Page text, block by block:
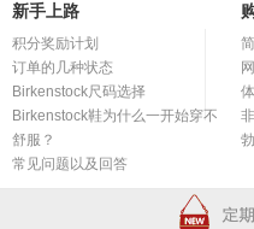
新手上路
积分奖励计划
订单的几种状态
Birkenstock尺码选择
Birkenstock鞋为什么一开始穿不
舒服？
常见问题以及回答